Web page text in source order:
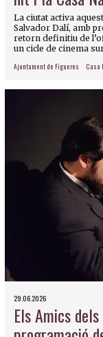
La ciutat activa
Salvador Dalí, amb
retorn definitiu de
un cicle de cinema
Ajuntament de Figueres Casa
29.06.2026
Els Amics